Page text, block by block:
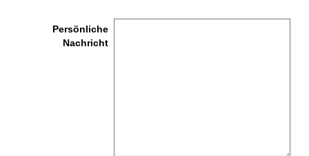
Persönliche
Nachricht